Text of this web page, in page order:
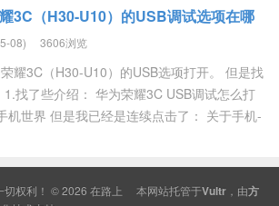
耀3C（H30-U10）的USB调试选项在哪
08) 3606浏览
荣耀3C（H30-U10）的USB选项打开。 但是找
找了些介绍： 华为荣耀3C USB调试怎么打
机世界 但是我已经是连续点击了： 关于手机-
权利！ © 2026 在路上 本网站托管于Vultr ，由方